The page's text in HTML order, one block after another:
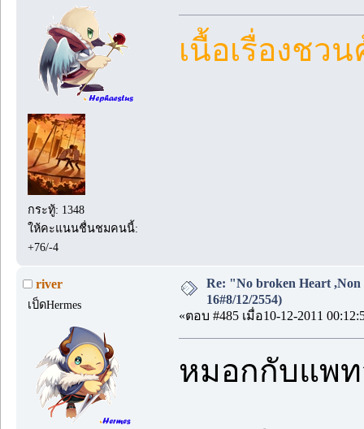
กระทู้: 1348
ให้คะแนนชื่นชมคนนี้:
+76/-4
เนื้อเรื่องช
river
เป็ดHermes
Re: "No broken Heart
16#8/12/2554)
«ตอบ #485 เมื่อ10-12-2011
หมอกกับแพ